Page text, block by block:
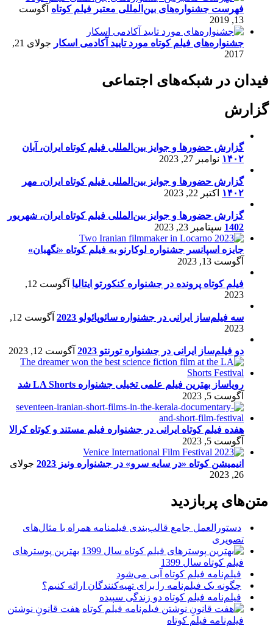
فهرست جشنواره‌های بین‌المللی معتبر فیلم کوتاه آگوست
13, 2019
جشنواره‌های فیلم کوتاه مورد تایید آکادمی اسکار
جولای 21,
2017
فیدان در شبکه‌های اجتماعی
گزارش
گزارش حضورها و جوایز بین‌المللی فیلم کوتاه ایران، آبان
۱۴۰۲ نوامبر 27, 2023
گزارش حضورها و جوایز بین‌المللی فیلم کوتاه ایران، مهر
۱۴۰۲ اکتبر 22, 2023
گزارش حضورها و جوایز بین‌المللی فیلم کوتاه ایران، شهریور
1402 سپتامبر 23, 2023
جایزه اسپانسر جشنواره لوکارنو به فیلم کوتاه «نگهبان»
آگوست 13, 2023
فیلم کوتاه پرونده در جشنواره کنکورتو ایتالیا
آگوست 12,
2023
سه فیلم‌ساز ایرانی در جشنواره سائوپائولو 2023
آگوست 12,
2023
دو فیلم‌ساز ایرانی در جشنواره تورنتو 2023 آگوست 12, 2023
رویاساز بهترین فیلم علمی تخیلی جشنواره LA Shorts شد
آگوست 5, 2023
هفده فیلم کوتاه ایرانی در جشنواره فیلم مستند و کوتاه کرالا
آگوست 5, 2023
انیمیشن کوتاه «در سایه سرو» در جشنواره ونیز 2023
جولای
26, 2023
متن‌های پربازدید
دستورالعمل جامع قالب‌بندی فیلمنامه همراه با مثال‌های
تصویری
بهترین پوسترهای
فیلم کوتاه سال 1399
فیلم‌نامه فیلم کوتاه آبی می‌شود
چگونه یک فیلم‌نامه را برای تهیه‌کنندگان ارائه کنیم؟
فیلم‌نامه فیلم کوتاه دو زندگی سپیده
هفت قانونِ نوشتن
فیلم‌نامه فیلم کوتاه